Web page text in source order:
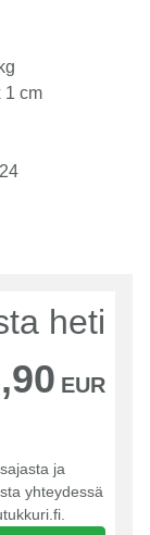
1 cm
heti
EUR
ja
yhteydessä